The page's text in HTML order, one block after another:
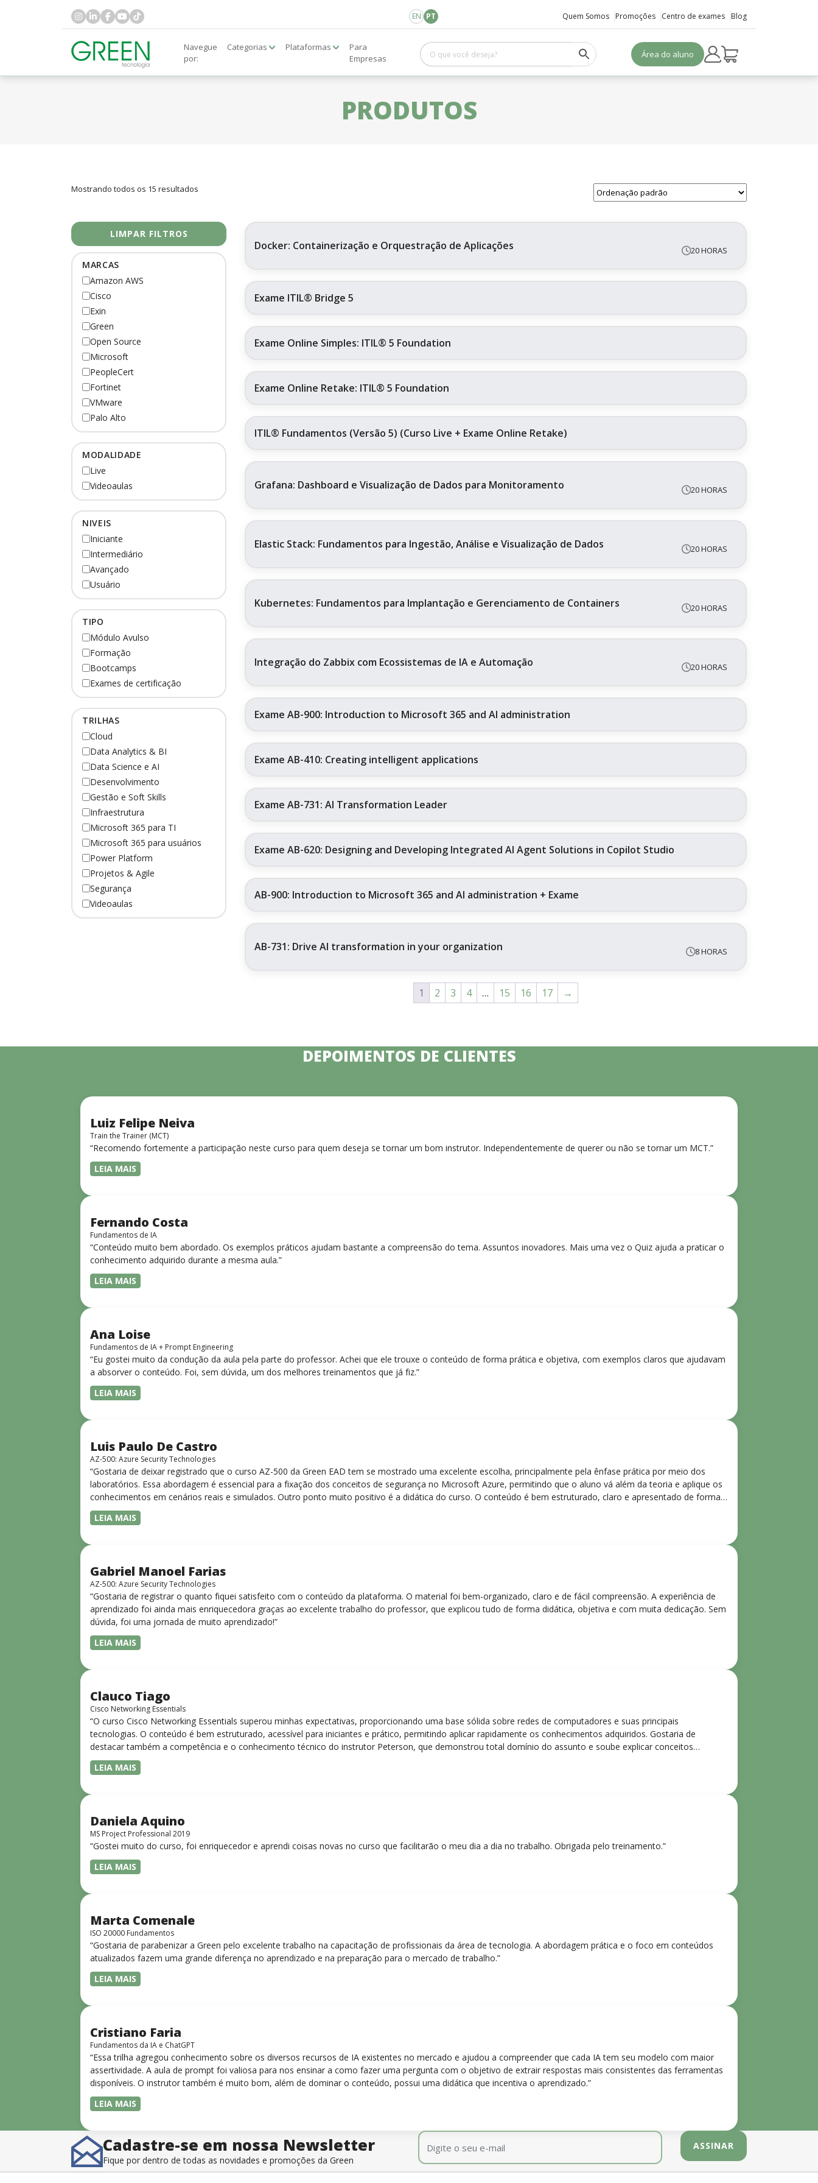
EN PT
Área do aluno
Quem Somos Promoções Centro de exames Blog
Navegue
por:
Categorias Plataformas
Para
Empresas
PRODUTOS
Mostrando todos os 15 resultados
LIMPAR FILTROS
MARCAS
Amazon AWS
Cisco
Exin
Green
Open Source
Microsoft
PeopleCert
Fortinet
VMware
Palo Alto
MODALIDADE
Live
Videoaulas
NIVEIS
Iniciante
Intermediário
Avançado
Usuário
TIPO
Módulo Avulso
Formação
Bootcamps
Exames de certificação
TRILHAS
Cloud
Data Analytics & BI
Data Science e AI
Desenvolvimento
Gestão e Soft Skills
Infraestrutura
Microsoft 365 para TI
Microsoft 365 para usuários
Power Platform
Projetos & Agile
Segurança
Videoaulas
Docker: Containerização e Orquestração de Aplicações 20 HORAS
Exame ITIL® Bridge 5
Exame Online Simples: ITIL® 5 Foundation
Exame Online Retake: ITIL® 5 Foundation
ITIL® Fundamentos (Versão 5) (Curso Live + Exame Online Retake)
Grafana: Dashboard e Visualização de Dados para Monitoramento 20 HORAS
Elastic Stack: Fundamentos para Ingestão, Análise e Visualização de Dados 20 HORAS
Kubernetes: Fundamentos para Implantação e Gerenciamento de Containers 20 HORAS
Integração do Zabbix com Ecossistemas de IA e Automação 20 HORAS
Exame AB-900: Introduction to Microsoft 365 and AI administration
Exame AB-410: Creating intelligent applications
Exame AB-731: AI Transformation Leader
Exame AB-620: Designing and Developing Integrated AI Agent Solutions in Copilot Studio
AB-900: Introduction to Microsoft 365 and AI administration + Exame
AB-731: Drive AI transformation in your organization 8 HORAS
1 2 3 4 … 15 16 17 →
DEPOIMENTOS DE CLIENTES
Luiz Felipe Neiva
Train the Trainer (MCT)
“Recomendo fortemente a participação neste curso para quem deseja se tornar um bom instrutor. Independentemente de querer ou não se tornar um MCT.”
LEIA MAIS
Fernando Costa
Fundamentos de IA
“Conteúdo muito bem abordado. Os exemplos práticos ajudam bastante a compreensão do tema. Assuntos inovadores. Mais uma vez o Quiz ajuda a praticar o
conhecimento adquirido durante a mesma aula.”
LEIA MAIS
Ana Loise
Fundamentos de IA + Prompt Engineering
“Eu gostei muito da condução da aula pela parte do professor. Achei que ele trouxe o conteúdo de forma prática e objetiva, com exemplos claros que ajudavam
a absorver o conteúdo. Foi, sem dúvida, um dos melhores treinamentos que já fiz.”
LEIA MAIS
Luis Paulo De Castro
AZ-500: Azure Security Technologies
“Gostaria de deixar registrado que o curso AZ-500 da Green EAD tem se mostrado uma excelente escolha, principalmente pela ênfase prática por meio dos
laboratórios. Essa abordagem é essencial para a fixação dos conceitos de segurança no Microsoft Azure, permitindo que o aluno vá além da teoria e aplique os
conhecimentos em cenários reais e simulados. Outro ponto muito positivo é a didática do curso. O conteúdo é bem estruturado, claro e apresentado de forma
progressiva, o que facilita o entendimento mesmo para quem não tem uma bagagem técnica muito avançada.”
LEIA MAIS
Gabriel Manoel Farias
AZ-500: Azure Security Technologies
“Gostaria de registrar o quanto fiquei satisfeito com o conteúdo da plataforma. O material foi bem-organizado, claro e de fácil compreensão. A experiência de
aprendizado foi ainda mais enriquecedora graças ao excelente trabalho do professor, que explicou tudo de forma didática, objetiva e com muita dedicação. Sem
dúvida, foi uma jornada de muito aprendizado!”
LEIA MAIS
Clauco Tiago
Cisco Networking Essentials
“O curso Cisco Networking Essentials superou minhas expectativas, proporcionando uma base sólida sobre redes de computadores e suas principais
tecnologias. O conteúdo é bem estruturado, acessível para iniciantes e prático, permitindo aplicar rapidamente os conhecimentos adquiridos. Gostaria de
destacar também a competência e o conhecimento técnico do instrutor Peterson, que demonstrou total domínio do assunto e soube explicar conceitos
complexos de forma clara e objetiva. Sua didática facilitou o aprendizado e tornou as aulas dinâmicas e envolventes. Recomendo o curso para todos que
desejam iniciar ou aprofundar seus conhecimentos em redes!”
LEIA MAIS
Daniela Aquino
MS Project Professional 2019
“Gostei muito do curso, foi enriquecedor e aprendi coisas novas no curso que facilitarão o meu dia a dia no trabalho. Obrigada pelo treinamento.”
LEIA MAIS
Marta Comenale
ISO 20000 Fundamentos
“Gostaria de parabenizar a Green pelo excelente trabalho na capacitação de profissionais da área de tecnologia. A abordagem prática e o foco em conteúdos
atualizados fazem uma grande diferença no aprendizado e na preparação para o mercado de trabalho.”
LEIA MAIS
Cristiano Faria
Fundamentos da IA e ChatGPT
“Essa trilha agregou conhecimento sobre os diversos recursos de IA existentes no mercado e ajudou a compreender que cada IA tem seu modelo com maior
assertividade. A aula de prompt foi valiosa para nos ensinar a como fazer uma pergunta com o objetivo de extrair respostas mais consistentes das ferramentas
disponíveis. O instrutor também é muito bom, além de dominar o conteúdo, possui uma didática que incentiva o aprendizado.”
LEIA MAIS
Cadastre-se em nossa Newsletter
Fique por dentro de todas as novidades e promoções da Green
E-mail